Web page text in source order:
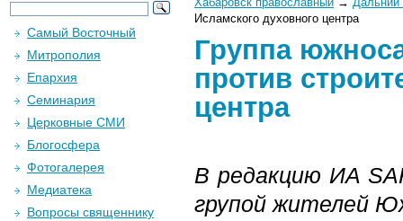
Исламского духовного центра
Группа
против
центра
В редакцию ИА
групой жителей
Самый Восточный
Митрополия
Епархия
Семинария
Церковные СМИ
Блогосфера
Фотогалерея
Медиатека
Вопросы священнику